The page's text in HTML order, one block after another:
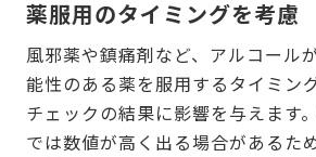
薬服用のタイミングを考慮
風邪薬や鎮痛剤など、アルコール
能性のある薬を服用するタイミン
チェックの結果に影響を与えます
では数値が高く出る場合があるた